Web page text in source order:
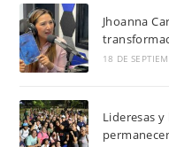
Jhoanna
18 DE
Lideresas